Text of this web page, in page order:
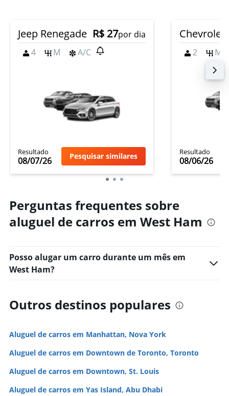
Jeep Renegade R$ 27por dia
4
M A/C
Resultado
08/07/26 Pesquisar similares
Chevrolet
2 M
Resultado
08/06/26
Perguntas frequentes sobre
aluguel de carros em West Ham
Posso alugar um carro durante um mês em
West Ham?
Outros destinos populares
Aluguel de carros em Manhattan, Nova York
Aluguel de carros em Downtown de Toronto, Toronto
Aluguel de carros em Downtown, St. Louis
Aluguel de carros em Yas Island, Abu Dhabi